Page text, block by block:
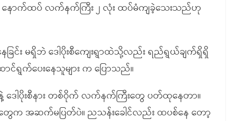
နောက်ထပ် လက်နက်ကြီး ၂ လုံး ထပ်မံကျခဲ့သေးသည်ဟု
ခြင်း မရှိဘဲ ဒေါပိုးစီကျေးရွာထဲသို့လည်း ရည်ရွယ်ချက်ရှိရှိ
က်ပေးနေသူများ က ပြောသည်။
ဒေါပိုးစီနား တစ်ဝိုက် လက်နက်ကြီးတွေ ပတ်ထုနေတာ။
ေက အဆက်မပြတ်ပဲ။ ညသန်းခေါင်လည်း ထပစ်နေ တော့